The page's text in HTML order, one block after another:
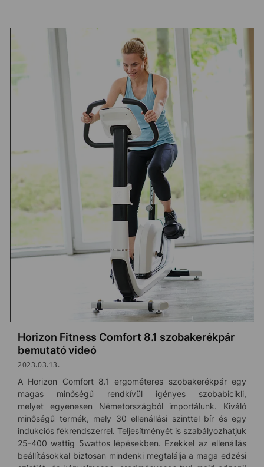
Horizon Fitness Comfort 8.1 szobakerékpár
bemutató videó
2023.03.13.
A Horizon Comfort 8.1 ergométeres szobakerékpár egy
magas minőségű rendkívül igényes szobabicikli,
melyet egyenesen Németországból importálunk. Kiváló
minőségű termék, mely 30 ellenállási szinttel bír és egy
indukciós fékrendszerrel. Teljesítményét is szabályozhatjuk
25-400 wattig 5wattos lépésekben. Ezekkel az ellenállás
beállításokkal biztosan mindenki megtalálja a maga edzési